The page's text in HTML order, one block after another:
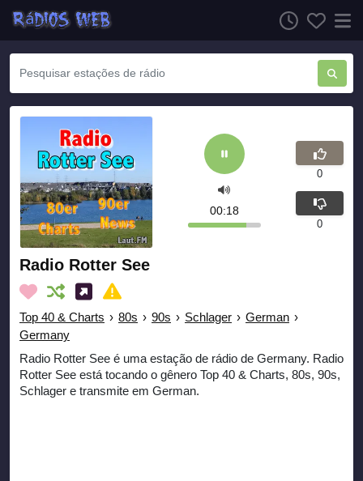
Radio Rotter See
Top 40 & Charts › 80s › 90s › Schlager › German ›
Germany
Radio Rotter See é uma estação de rádio de Germany. Radio
Rotter See está tocando o gênero Top 40 & Charts, 80s, 90s,
Schlager e transmite em German.
00:18
0
0